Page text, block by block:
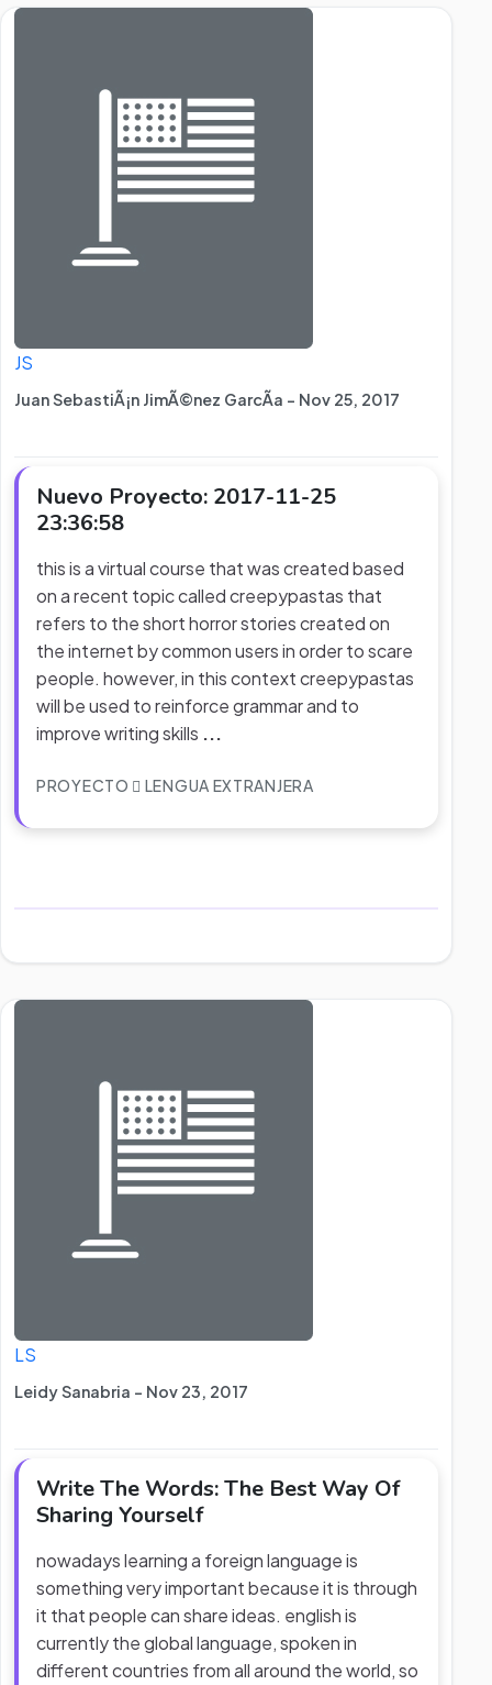
JS
Juan SebastiÃ¡n JimÃ©nez GarcÃ­a - Nov 25, 2017
Nuevo Proyecto: 2017-11-25
23:36:58
this is a virtual course that was created based
on a recent topic called creepypastas that
refers to the short horror stories created on
the internet by common users in order to scare
people. however, in this context creepypastas
will be used to reinforce grammar and to
improve writing skills ...
PROYECTO LENGUA EXTRANJERA
LS
Leidy Sanabria - Nov 23, 2017
Write The Words: The Best Way Of
Sharing Yourself
nowadays learning a foreign language is
something very important because it is through
it that people can share ideas. english is
currently the global language, spoken in
different countries from all around the world, so